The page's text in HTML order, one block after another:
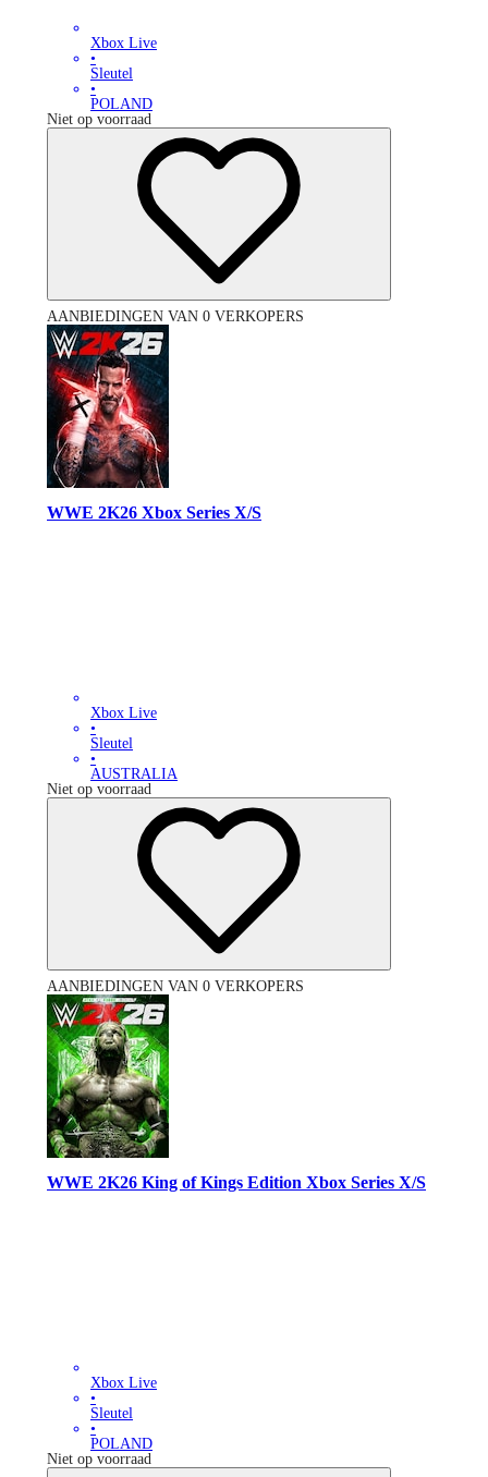
Xbox Live
•
Sleutel
•
POLAND
Niet op voorraad
AANBIEDINGEN VAN 0 VERKOPERS
WWE 2K26 Xbox Series X/S
Xbox Live
•
Sleutel
•
AUSTRALIA
Niet op voorraad
AANBIEDINGEN VAN 0 VERKOPERS
WWE 2K26 King of Kings Edition Xbox Series X/S
Xbox Live
•
Sleutel
•
POLAND
Niet op voorraad